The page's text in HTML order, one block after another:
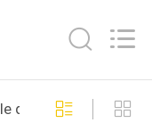
25
de rf